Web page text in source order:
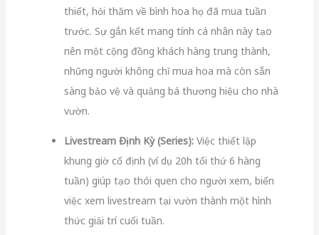
thiết, hỏi thăm về bình hoa họ đã mua tuần
trước. Sự gắn kết mang tính cá nhân này tạo
nên một cộng đồng khách hàng trung thành,
những người không chỉ mua hoa mà còn sẵn
sàng bảo vệ và quảng bá thương hiệu cho nhà
vườn.
Livestream Định Kỳ (Series):Việc thiết lập
khung giờ cố định (ví dụ 20h tối thứ 6 hàng
tuần) giúp tạo thói quen cho người xem, biến
việc xem livestream tại vườn thành một hình
thức giải trí cuối tuần.